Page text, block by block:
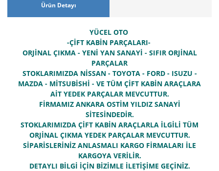
Ürün Detayı
YÜCEL OTO
-ÇİFT KABİN PARÇALARI-
ORJİNAL ÇIKMA - YENİ YAN SANAYİ - SIFIR ORJİNAL
PARÇALAR
STOKLARIMIZDA NİSSAN - TOYOTA - FORD - ISUZU -
MAZDA - MİTSUBİSHİ - VE TÜM ÇİFT KABİN ARAÇLARA
AİT YEDEK PARÇALAR MEVCUTTUR.
FİRMAMIZ ANKARA OSTİM YILDIZ SANAYİ
SİTESİNDEDİR.
STOKLARIMIZDA ÇİFT KABİN ARAÇLARLA İLGİLİ TÜM
ORJİNAL ÇIKMA YEDEK PARÇALAR MEVCUTTUR.
SİPARİSLERİNİZ ANLASMALI KARGO FİRMALARI İLE
KARGOYA VERİLİR.
DETAYLI BİLGİ İÇİN BİZİMLE İLETİŞİME GEÇİNİZ.